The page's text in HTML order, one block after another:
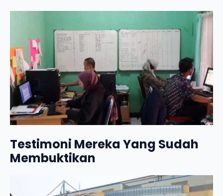
Testimoni Mereka Yang Sudah
Membuktikan